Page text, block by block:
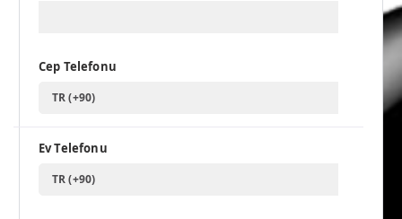
Cep Telefonu
TR (+90)
Ev Telefonu
TR (+90)